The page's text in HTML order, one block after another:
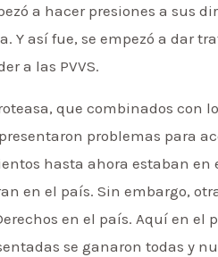
a hacer presiones a sus
así fue, se empezó a dar
a las PVVS.
que combinados con
problemas para
hasta ahora estaban
en el país. Sin embargo,
en el país. Aquí en el
se ganaron todas y